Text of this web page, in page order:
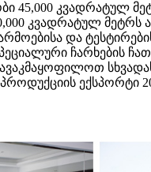
45,000 კვადრატულ
კვადრატულ მეტრს
და
ჩარხების
ექსპორტი